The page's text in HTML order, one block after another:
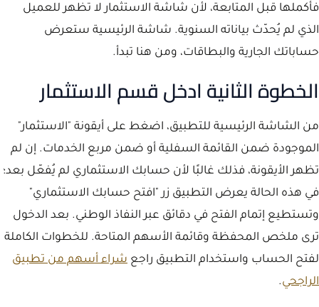
فأكملها قبل المتابعة، لأن شاشة الاستثمار لا تظهر للعميل
الذي لم يُحدّث بياناته السنوية. شاشة الرئيسية ستعرض
حساباتك الجارية والبطاقات، ومن هنا تبدأ.
الخطوة الثانية ادخل قسم الاستثمار
من الشاشة الرئيسية للتطبيق، اضغط على أيقونة "الاستثمار"
الموجودة ضمن القائمة السفلية أو ضمن مربع الخدمات. إن لم
تظهر الأيقونة، فذلك غالبًا لأن حسابك الاستثماري لم يُفعّل بعد؛
في هذه الحالة يعرض التطبيق زر "افتح حسابك الاستثماري"
وتستطيع إتمام الفتح في دقائق عبر النفاذ الوطني. بعد الدخول
ترى ملخص المحفظة وقائمة الأسهم المتاحة. للخطوات الكاملة
لفتح الحساب واستخدام التطبيق راجع شراء أسهم من تطبيق
الراجحي.